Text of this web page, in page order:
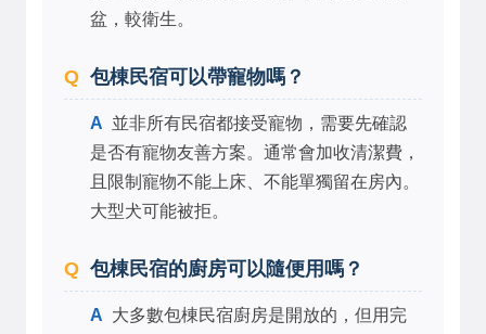
盆，較衛生。
包棟民宿可以帶寵物嗎？
並非所有民宿都接受寵物，需要先確認
是否有寵物友善方案。通常會加收清潔費，
且限制寵物不能上床、不能單獨留在房內。
大型犬可能被拒。
包棟民宿的廚房可以隨便用嗎？
大多數包棟民宿廚房是開放的，但用完